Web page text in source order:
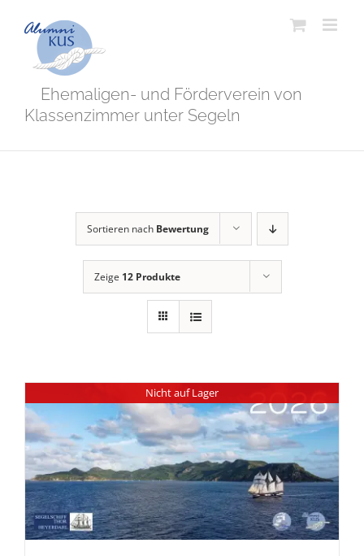
Inhalt
springen
Ehemaligen- und Förderverein von
Klassenzimmer unter Segeln
Sortieren nach Bewertung
Zeige 12 Produkte
Nicht auf Lager